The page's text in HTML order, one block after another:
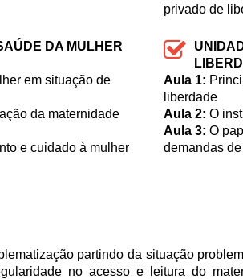
privado de
DA MULHER
em situação de
da maternidade
e cuidado à mulher
Aula 1:
liberdade
Aula 2: O
Aula 3: O
demandas
partindo da situação
no acesso e leitura do